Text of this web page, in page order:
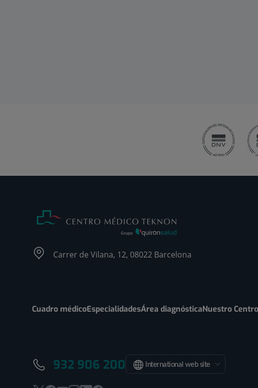
Carrer de Vilana, 12, 08022 Barcelona
Cuadro médicoEspecialidadesÁrea diagnósticaNuestro Centro
932 906 200 International web site